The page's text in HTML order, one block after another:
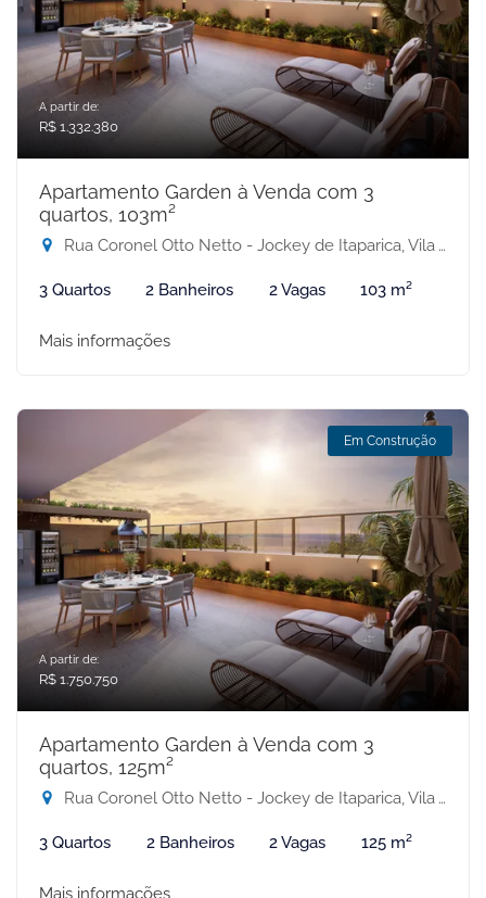
A partir de:
R$ 1.332.380
Apartamento Garden à Venda com 3
quartos, 103m²
Rua Coronel Otto Netto - Jockey de Itaparica, Vila Velha-ES
3 Quartos 2 Banheiros 2 Vagas 103 m²
Mais informações
Em Construção
A partir de:
R$ 1.750.750
Apartamento Garden à Venda com 3
quartos, 125m²
Rua Coronel Otto Netto - Jockey de Itaparica, Vila Velha-ES
3 Quartos 2 Banheiros 2 Vagas 125 m²
Mais informações